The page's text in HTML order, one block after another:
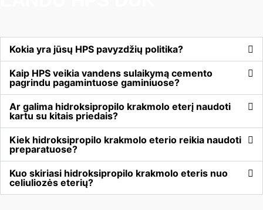
Kokia yra jūsų HPS pavyzdžių politika?
Kaip HPS veikia vandens sulaikymą cemento
pagrindu pagamintuose gaminiuose?
Ar galima hidroksipropilo krakmolo eterį naudoti
kartu su kitais priedais?
Kiek hidroksipropilo krakmolo eterio reikia naudoti
preparatuose?
Kuo skiriasi hidroksipropilo krakmolo eteris nuo
celiuliozės eterių?